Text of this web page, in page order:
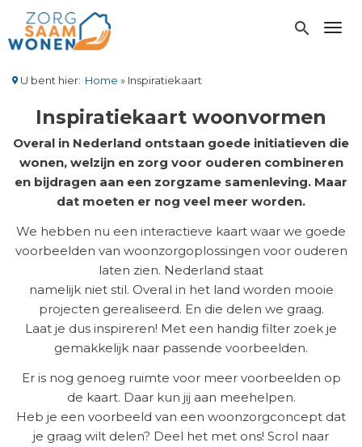
naar
de
gaan
search
U bent hier: Home Inspiratiekaart
Inspiratiekaart woonvormen
Overal in Nederland ontstaan goede initiatieven die
wonen, welzijn en zorg voor ouderen combineren
en bijdragen aan een zorgzame samenleving. Maar
dat moeten er nog veel meer worden.
We hebben nu een interactieve kaart waar we goede
voorbeelden van woonzorgoplossingen voor ouderen
laten zien. Nederland staat
namelijk niet stil. Overal in het land worden mooie
projecten gerealiseerd. En die delen we graag.
Laat je dus inspireren! Met een handig filter zoek je
gemakkelijk naar passende voorbeelden.
Er is nog genoeg ruimte voor meer voorbeelden op
de kaart. Daar kun jij aan meehelpen.
Heb je een voorbeeld van een woonzorgconcept dat
je graag wilt delen? Deel het met ons! Scrol naar